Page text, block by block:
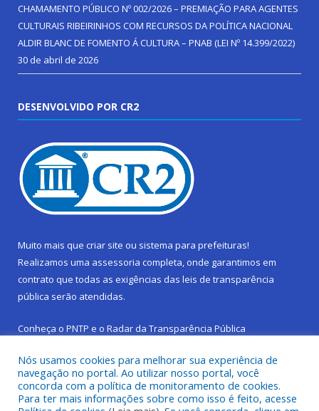
CHAMAMENTO PÚBLICO Nº 002/2026 – PREMIAÇÃO PARA AGENTES
CULTURAIS RIBEIRINHOS COM RECURSOS DA POLÍTICA NACIONAL
ALDIR BLANC DE FOMENTO Á CULTURA – PNAB (LEI Nº 14.399/2022)
30 de abril de 2026
DESENVOLVIDO POR CR2
Muito mais que criar site ou sistema para prefeituras!
Realizamos uma assessoria completa, onde garantimos em
contrato que todas as exigências das leis de transparência
pública serão atendidas.
Conheça o PNTP e o Radar da Transparência Pública
Todos os direitos reservados a Prefeitura Municipal de São
Nós usamos cookies para melhorar sua experiência de
navegação no portal. Ao utilizar nosso portal, você
concorda com a política de monitoramento de cookies.
Para ter mais informações sobre como isso é feito, acesse